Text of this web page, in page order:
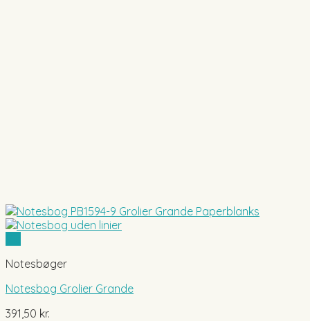
Notesbøger
Notesbog Grolier Grande
391,50 kr.